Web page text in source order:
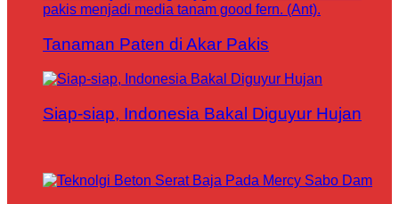
Tanaman Paten di Akar Pakis
Siap-siap, Indonesia Bakal Diguyur Hujan